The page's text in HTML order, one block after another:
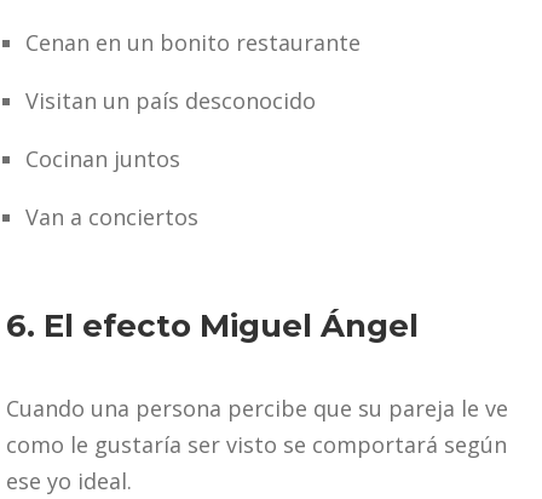
Cenan en un bonito restaurante
Visitan un país desconocido
Cocinan juntos
Van a conciertos
6. El efecto Miguel Ángel
Cuando una persona percibe que su pareja le ve
como le gustaría ser visto se comportará según
ese yo ideal.